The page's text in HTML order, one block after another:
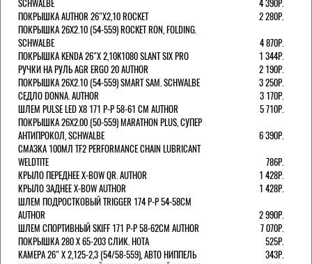
SCHWALBE
4 390Р.
ПОКРЫШКА AUTHOR 26"Х2,10 ROCKET
2 280Р.
ПОКРЫШКА 26X2.10 (54-559) ROCKET RON, FOLDING.
SCHWALBE
4 870Р.
ПОКРЫШКА KENDA 26"Х 2,10K1080 SLANT SIX PRO
1 344Р.
РУЧКИ НА РУЛЬ AGR ERGO 20 AUTHOR
2 190Р.
ПОКРЫШКА 26X2.10 (54-559) SMART SAM. SCHWALBE
3 250Р.
СЕДЛО DONNA. AUTHOR
3 170Р.
ШЛЕМ PULSE LED X8 171 Р-Р 58-61 СМ AUTHOR
5 710Р.
ПОКРЫШКА 26X2.00 (50-559) MARATHON PLUS, СУПЕР
АНТИПРОКОЛ, SCHWALBE
6 390Р.
СМАЗКА 100МЛ TF2 PERFORMANCE CHAIN LUBRICANT
WELDTITE
786Р.
КРЫЛО ПЕРЕДНЕЕ X-BOW QR. AUTHOR
1 428Р.
КРЫЛО ЗАДНЕЕ X-BOW AUTHOR
1 428Р.
ШЛЕМ ПОДРОСТКОВЫЙ TRIGGER 174 Р-Р 54-58СМ
AUTHOR
2 990Р.
ШЛЕМ СПОРТИВНЫЙ SKIFF 171 Р-Р 58-62СМ AUTHOR
7 070Р.
ПОКРЫШКА 280 X 65-203 СЛИК. HOTA
525Р.
КАМЕРА 26" X 2,125-2,3 (54/58-559), АВТО НИППЕЛЬ
343Р.